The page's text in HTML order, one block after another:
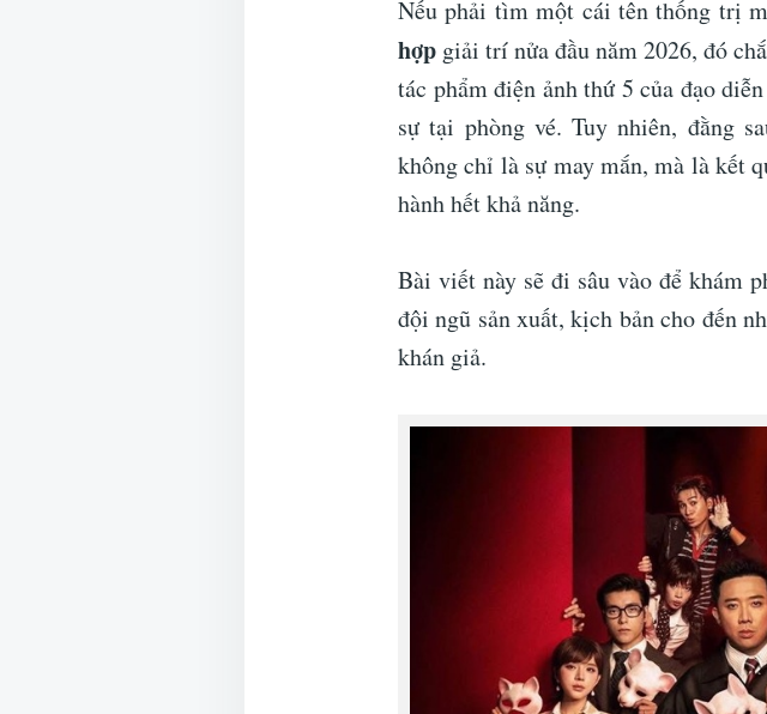
Nếu phải tìm một cái tên thống trị
hợp giải trí nửa đầu năm 2026, đó
tác phẩm điện ảnh thứ 5 của đạo
sự tại phòng vé. Tuy nhiên, đằng
không chỉ là sự may mắn, mà là kết
hành hết khả năng.
Bài viết này sẽ đi sâu vào để khám
đội ngũ sản xuất, kịch bản cho đến
khán giả.